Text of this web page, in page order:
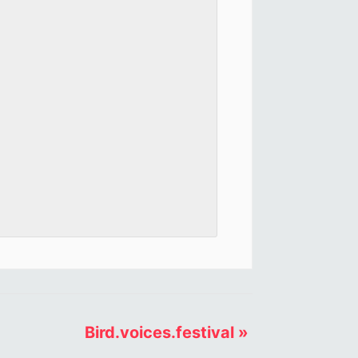
Bird.voices.festival »